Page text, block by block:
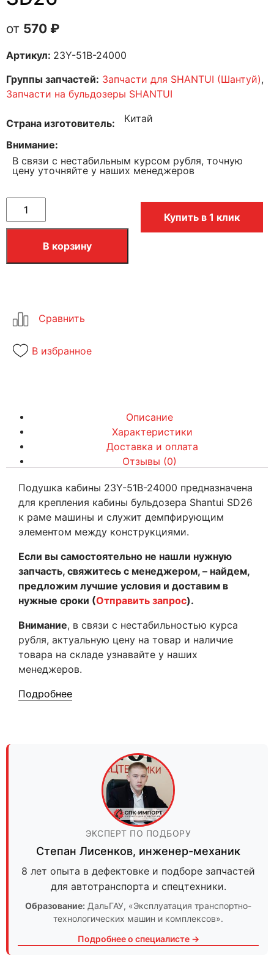
570 ₽
Артикул: 23Y-51B-24000
Группы запчастей: Запчасти для SHANTUI (Шантуй),
Запчасти на бульдозеры SHANTUI
Страна изготовитель Китай
Внимание
В связи с нестабильным курсом рубля, точную
цену уточняйте у наших менеджеров
В корзину
Купить в 1 клик
В избранное
Описание
Характеристики
Доставка и оплата
Отзывы (0)
Подушка кабины 23Y-51B-24000 предназначена
для крепления кабины бульдозера Shantui SD26
к раме машины и служит демпфирующим
элементом между конструкциями.
Если вы самостоятельно не нашли нужную
запчасть, свяжитесь с менеджером, – найдем,
предложим лучшие условия и доставим в
нужные сроки (Отправить запрос).
Внимание, в связи с нестабильностью курса
рубля, актуальную цену на товар и наличие
товара на складе узнавайте у наших
менеджеров.
Подробнее
ЭКСПЕРТ ПО ПОДБОРУ
Степан Лисенков, инженер-механик
8 лет опыта в дефектовке и подборе запчастей
для автотранспорта и спецтехники.
Образование: ДальГАУ, «Эксплуатация транспортно-
технологических машин и комплексов».
Подробнее о специалисте →